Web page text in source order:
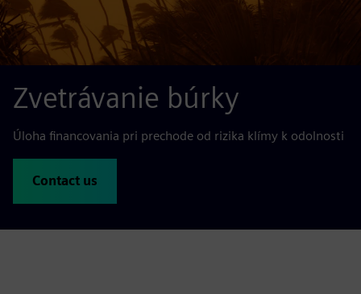
Zvetrávanie búrky
Úloha financovania pri prechode od rizika klímy k odolnosti
Contact us